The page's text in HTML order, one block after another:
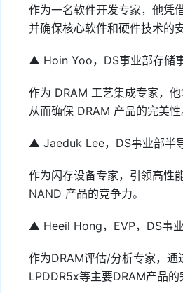
作为一名软件开发专家，他凭
并确保核心软件和硬件技术的安
▲ Hoin Yoo，DS事业部存储
作为 DRAM 工艺集成专家，
从而确保 DRAM 产品的完美性
▲ Jaeduk Lee，DS事业部半
作为闪存设备专家，引领高性
NAND 产品的竞争力。
▲ Heeil Hong，EVP，DS事
作为DRAM评估/分析专家，
LPDDR5x等主要DRAM产品的